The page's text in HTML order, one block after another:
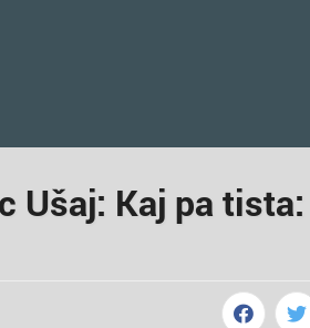
Ušaj: Kaj pa tista: